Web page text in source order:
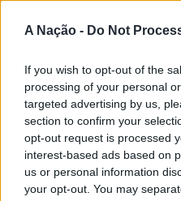
A Nação - Do Not
If you wish to opt-out of the
processing of your personal
targeted advertising by us,
section to confirm your
opt-out request is processed
interest-based ads based on
us or personal information
your opt-out. You may
etapas do Nortada Ocean
passa também por Sines,
Nova de Milfontes e Ericeira.
A iniciativa pretende
de vento das comunidades
território através do mar e
Nas palavras de Pedro
Nortada Ocean Rides, este
da “nortada” como apoio,
kitesurf.
Cinco projetos
em iniciativa